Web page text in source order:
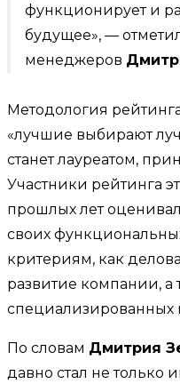
функционирует и
будущее», —
менеджеров
Методология
«лучшие выбирают
станет лауреатом,
Участники рейтинга
прошлых лет
своих
критериям, как
развитие компании, а
специализированных
По словам Дмитрия
давно стал не только